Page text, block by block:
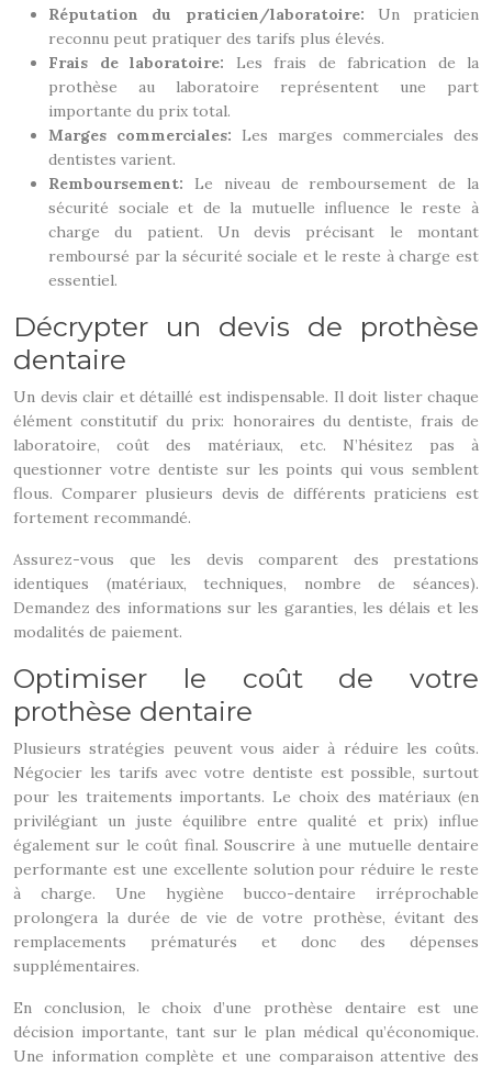
Réputation du praticien/laboratoire: Un praticien
reconnu peut pratiquer des tarifs plus élevés.
Frais de laboratoire: Les frais de fabrication de la
prothèse au laboratoire représentent une part
importante du prix total.
Marges commerciales: Les marges commerciales des
dentistes varient.
Remboursement: Le niveau de remboursement de la
sécurité sociale et de la mutuelle influence le reste à
charge du patient. Un devis précisant le montant
remboursé par la sécurité sociale et le reste à charge est
essentiel.
Décrypter un devis de prothèse
dentaire
Un devis clair et détaillé est indispensable. Il doit lister chaque
élément constitutif du prix: honoraires du dentiste, frais de
laboratoire, coût des matériaux, etc. N’hésitez pas à
questionner votre dentiste sur les points qui vous semblent
flous. Comparer plusieurs devis de différents praticiens est
fortement recommandé.
Assurez-vous que les devis comparent des prestations
identiques (matériaux, techniques, nombre de séances).
Demandez des informations sur les garanties, les délais et les
modalités de paiement.
Optimiser le coût de votre
prothèse dentaire
Plusieurs stratégies peuvent vous aider à réduire les coûts.
Négocier les tarifs avec votre dentiste est possible, surtout
pour les traitements importants. Le choix des matériaux (en
privilégiant un juste équilibre entre qualité et prix) influe
également sur le coût final. Souscrire à une mutuelle dentaire
performante est une excellente solution pour réduire le reste
à charge. Une hygiène bucco-dentaire irréprochable
prolongera la durée de vie de votre prothèse, évitant des
remplacements prématurés et donc des dépenses
supplémentaires.
En conclusion, le choix d’une prothèse dentaire est une
décision importante, tant sur le plan médical qu’économique.
Une information complète et une comparaison attentive des